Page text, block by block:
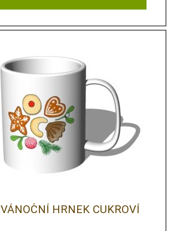
VÁNOČNÍ HRNEK CUKROVÍ